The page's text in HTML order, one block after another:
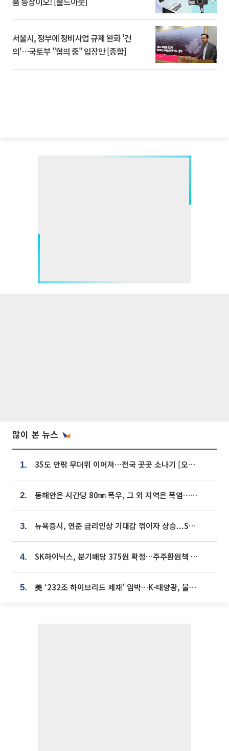
서울시, 정부에 정비사업 규제 완화 '건
의'⋯국토부 "협의 중" 입장만 [종합]
많이 본 뉴스
1. 35도 안팎 무더위 이어져…전국 곳곳 소나기 [오늘 날씨]
2. 동해안은 시간당 80㎜ 폭우, 그 외 지역은 폭염…‘극과 극 날씨’
3. 뉴욕증시, 연준 금리인상 기대감 꺾이자 상승...S&P500 사상 최고치 [종합]
4. SK하이닉스, 분기배당 375원 확정…주주환원책 9월로 앞당겨 발표
5. 美 ‘232조 하이브리드 제재’ 임박…K-태양광, 불확실성 털고 날개 다나